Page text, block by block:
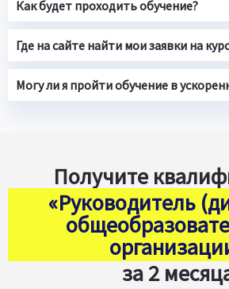
Как будет проходить обучение?
Где на сайте найти мои заявки на
Могу ли я пройти обучение в
Получите
«Руководитель
за 2